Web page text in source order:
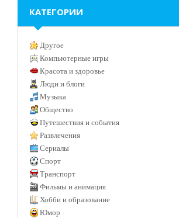
КАТЕГОРИИ
Другое
Компьютерные игры
Красота и здоровье
Люди и блоги
Музыка
Общество
Путешествия и события
Развлечения
Сериалы
Спорт
Транспорт
Фильмы и анимация
Хобби и образование
Юмор